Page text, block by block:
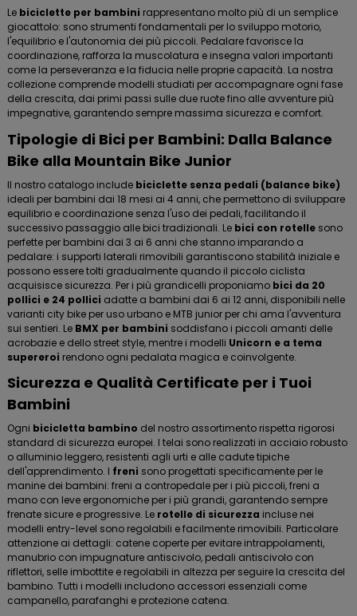
Le biciclette per bambini rappresentano molto più di un semplice
giocattolo: sono strumenti fondamentali per lo sviluppo motorio,
l'equilibrio e l'autonomia dei più piccoli. Pedalare favorisce la
coordinazione, rafforza la muscolatura e insegna valori importanti
come la perseveranza e la fiducia nelle proprie capacità. La nostra
collezione comprende modelli studiati per accompagnare ogni fase
della crescita, dai primi passi sulle due ruote fino alle avventure più
impegnative, garantendo sempre massima sicurezza e comfort.
Tipologie di Bici per Bambini: Dalla Balance
Bike alla Mountain Bike Junior
Il nostro catalogo include biciclette senza pedali (balance bike)
ideali per bambini dai 18 mesi ai 4 anni, che permettono di sviluppare
equilibrio e coordinazione senza l'uso dei pedali, facilitando il
successivo passaggio alle bici tradizionali. Le bici con rotelle sono
perfette per bambini dai 3 ai 6 anni che stanno imparando a
pedalare: i supporti laterali rimovibili garantiscono stabilità iniziale e
possono essere tolti gradualmente quando il piccolo ciclista
acquisisce sicurezza. Per i più grandicelli proponiamo bici da 20
pollici e 24 pollici adatte a bambini dai 6 ai 12 anni, disponibili nelle
varianti city bike per uso urbano e MTB junior per chi ama l'avventura
sui sentieri. Le BMX per bambini soddisfano i piccoli amanti delle
acrobazie e dello street style, mentre i modelli Unicorn e a tema
supereroi rendono ogni pedalata magica e coinvolgente.
Sicurezza e Qualità Certificate per i Tuoi
Bambini
Ogni bicicletta bambino del nostro assortimento rispetta rigorosi
standard di sicurezza europei. I telai sono realizzati in acciaio robusto
o alluminio leggero, resistenti agli urti e alle cadute tipiche
dell'apprendimento. I freni sono progettati specificamente per le
manine dei bambini: freni a contropedale per i più piccoli, freni a
mano con leve ergonomiche per i più grandi, garantendo sempre
frenate sicure e progressive. Le rotelle di sicurezza incluse nei
modelli entry-level sono regolabili e facilmente rimovibili. Particolare
attenzione ai dettagli: catene coperte per evitare intrappolamenti,
manubrio con impugnature antiscivolo, pedali antiscivolo con
riflettori, selle imbottite e regolabili in altezza per seguire la crescita del
bambino. Tutti i modelli includono accessori essenziali come
campanello, parafanghi e protezione catena.